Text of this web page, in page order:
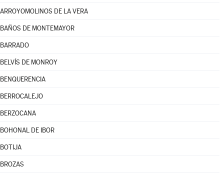
ARROYOMOLINOS DE LA VERA
BAÑOS DE MONTEMAYOR
BARRADO
BELVÍS DE MONROY
BENQUERENCIA
BERROCALEJO
BERZOCANA
BOHONAL DE IBOR
BOTIJA
BROZAS